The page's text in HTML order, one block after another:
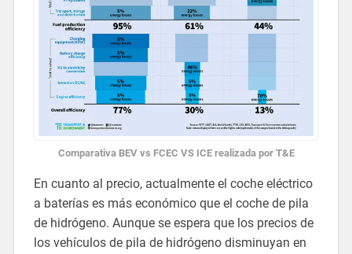
Comparativa BEV vs FCEC VS ICE realizada por T&E
En cuanto al precio, actualmente el coche eléctrico
a baterías es más económico que el coche de pila
de hidrógeno. Aunque se espera que los precios de
los vehículos de pila de hidrógeno disminuyan en